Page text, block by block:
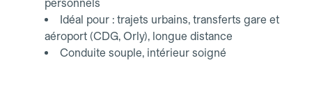
personnels
Idéal pour : trajets urbains, transferts gare et
aéroport (CDG, Orly), longue distance
Conduite souple, intérieur soigné